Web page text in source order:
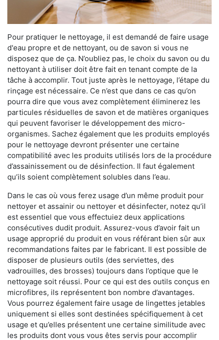
Pour pratiquer le nettoyage, il est demandé de faire usage
d'eau propre et de nettoyant, ou de savon si vous ne
disposez que de ça. N’oubliez pas, le choix du savon ou du
nettoyant à utiliser doit être fait en tenant compte de la
tâche à accomplir. Tout juste après le nettoyage, l’étape du
rinçage est nécessaire. Ce n’est que dans ce cas qu’on
pourra dire que vous avez complètement éliminerez les
particules résiduelles de savon et de matières organiques
qui peuvent favoriser le développement des micro-
organismes. Sachez également que les produits employés
pour le nettoyage devront présenter une certaine
compatibilité avec les produits utilisés lors de la procédure
d’assainissement ou de désinfection. Il faut également
qu’ils soient complètement solubles dans l’eau.
Dans le cas où vous ferez usage d’un même produit pour
nettoyer et assainir ou nettoyer et désinfecter, notez qu’il
est essentiel que vous effectuiez deux applications
consécutives dudit produit. Assurez-vous d’avoir fait un
usage approprié du produit en vous référant bien sûr aux
recommandations faites par le fabricant. Il est possible de
disposer de plusieurs outils (des serviettes, des
vadrouilles, des brosses) toujours dans l’optique que le
nettoyage soit réussi. Pour ce qui est des outils conçus en
microfibres, ils représentent bon nombre d’avantages.
Vous pourrez également faire usage de lingettes jetables
uniquement si elles sont destinées spécifiquement à cet
usage et qu’elles présentent une certaine similitude avec
les produits dont vous vous êtes servis pour accomplir